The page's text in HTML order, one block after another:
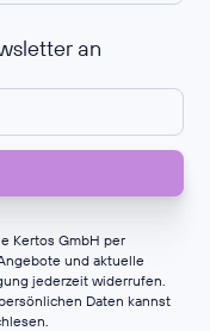
an
Kertos GmbH per
und aktuelle
jederzeit widerrufen.
Daten kannst